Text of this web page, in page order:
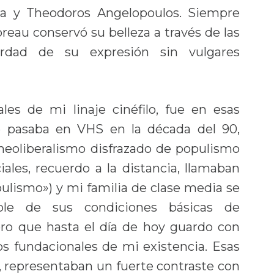
Theodoros Angelopoulos. Siempre
conservó su belleza a través de las
de su expresión sin vulgares
de mi linaje cinéfilo, fue en esas
en VHS en la década del 90,
disfrazado de populismo
recuerdo a la distancia, llamaban
y mi familia de clase media se
de sus condiciones básicas de
que hasta el día de hoy guardo con
fundacionales de mi existencia. Esas
representaban un fuerte contraste con